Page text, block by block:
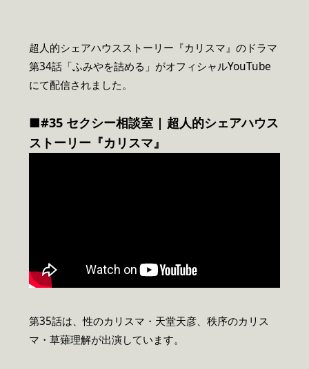
超人的シェアハウスストーリー『カリスマ』のドラマ
第34話「ふみやを詰める」がオフィシャルYouTube
にて配信されました。
■#35 セクシー相談室 | 超人的シェアハウス
ストーリー『カリスマ』
第35話は、性のカリスマ・天堂天彦、秩序のカリス
マ・草薙理解が出演しています。